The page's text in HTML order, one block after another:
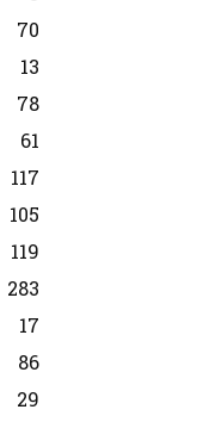
70
13
78
61
117
105
119
283
17
86
29